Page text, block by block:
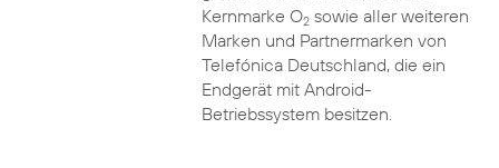
Kernmarke O2sowie aller weiteren
Marken und Partnermarken von
Telefónica Deutschland, die ein
Endgerät mit Android-
Betriebssystem besitzen.